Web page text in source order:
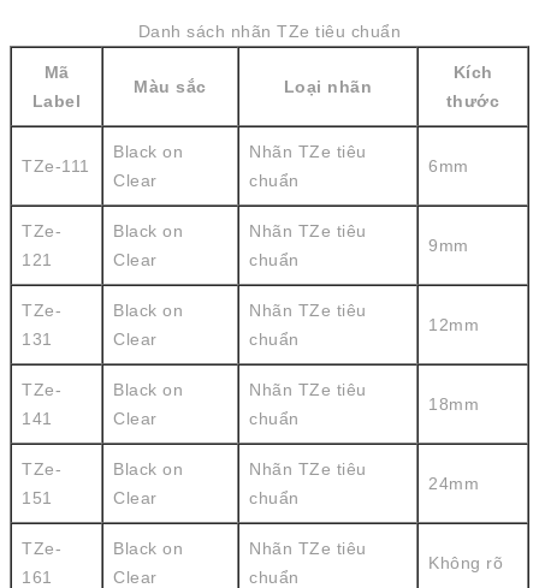
Danh sách nhãn TZe tiêu chuẩn
Mã
Label
Màu sắc Loại nhãn
Kích
thước
TZe-111
Black on
Clear
Nhãn TZe tiêu
chuẩn
6mm
TZe-
121
Black on
Clear
Nhãn TZe tiêu
chuẩn
9mm
TZe-
131
Black on
Clear
Nhãn TZe tiêu
chuẩn
12mm
TZe-
141
Black on
Clear
Nhãn TZe tiêu
chuẩn
18mm
TZe-
151
Black on
Clear
Nhãn TZe tiêu
chuẩn
24mm
TZe-
161
Black on
Clear
Nhãn TZe tiêu
chuẩn
Không rõ